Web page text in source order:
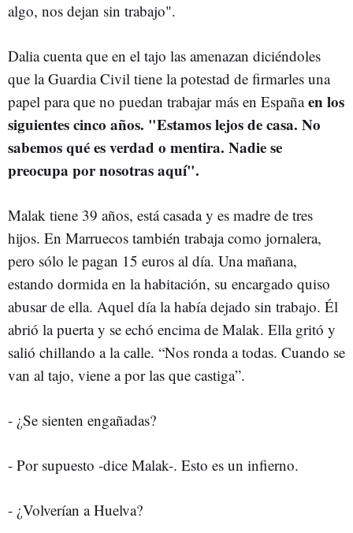
algo, nos dejan sin trabajo".
Dalia cuenta que en el tajo las amenazan diciéndoles
que la Guardia Civil tiene la potestad de firmarles una
papel para que no puedan trabajar más en Españaen los
siguientes cinco años. "Estamos lejos de casa. No
sabemos qué es verdad o mentira. Nadie se
preocupa por nosotras aquí".
Malak tiene 39 años, está casada y es madre de tres
hijos. En Marruecos también trabaja como jornalera,
pero sólo le pagan 15 euros al día. Una mañana,
estando dormida en la habitación, su encargado quiso
abusar de ella. Aquel día la había dejado sin trabajo. Él
abrió la puerta y se echó encima de Malak. Ella gritó y
salió chillando a la calle. “Nos ronda a todas. Cuando se
van al tajo, viene a por las que castiga”.
- ¿Se sienten engañadas?
- Por supuesto -dice Malak-. Esto es un infierno.
- ¿Volverían a Huelva?